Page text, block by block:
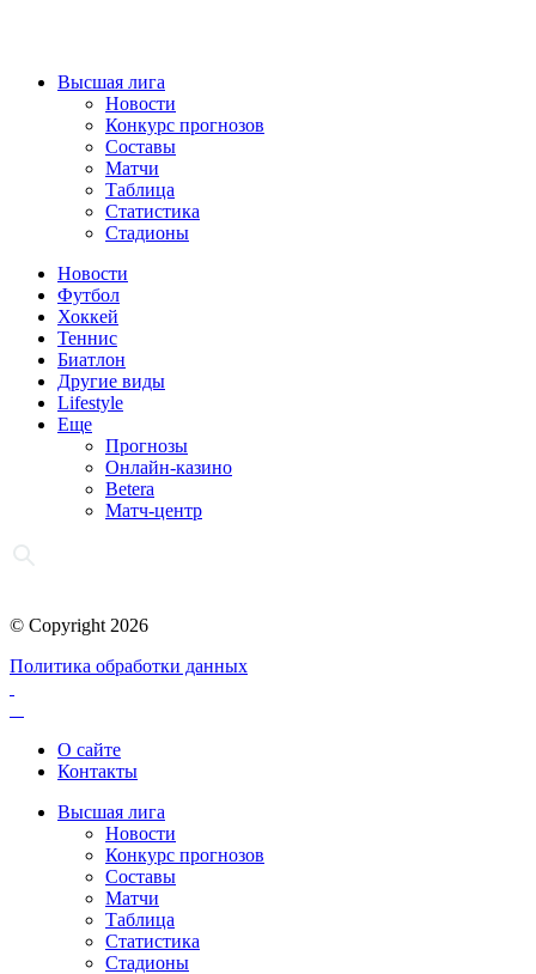
Высшая лига
Новости
Конкурс прогнозов
Составы
Матчи
Таблица
Статистика
Стадионы
Новости
Футбол
Хоккей
Теннис
Биатлон
Другие виды
Lifestyle
Еще
Прогнозы
Онлайн-казино
Betera
Матч-центр
© Copyright 2026
Политика обработки данных
О сайте
Контакты
Высшая лига
Новости
Конкурс прогнозов
Составы
Матчи
Таблица
Статистика
Стадионы